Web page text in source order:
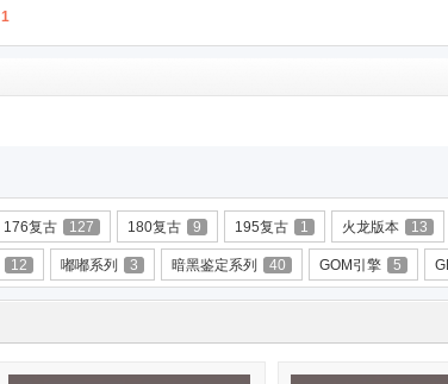
1
176复古 127 180复古 9 195复古 1 火龙版本 13
12 嘟嘟系列 3 暗黑鉴定系列 40 GOM引擎 5